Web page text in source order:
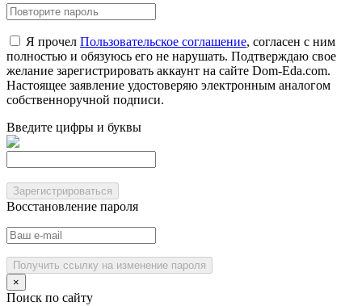
Я прочел Пользовательское соглашение, согласен с ним
полностью и обязуюсь его не нарушать. Подтверждаю свое
желание зарегистрировать аккаунт на сайте Dom-Eda.com.
Настоящее заявление удостоверяю электронным аналогом
собственноручной подписи.
Введите цифры и буквы
Зарегистрироваться
Восстановление пароля
Получить ссылку на изменение пароля
×
Поиск по сайту